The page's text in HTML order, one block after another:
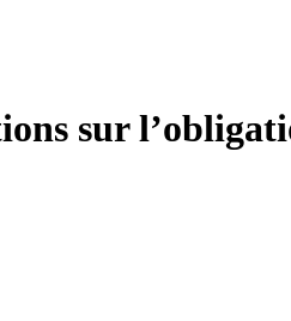
sur